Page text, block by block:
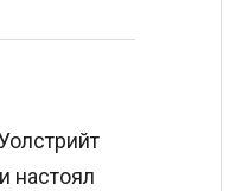
настоял